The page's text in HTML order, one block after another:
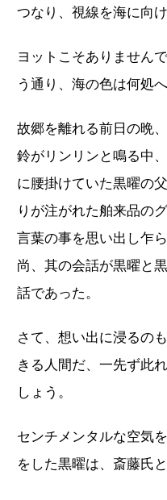
つなり、視線を海に向
ヨットこそありません
う通り、海の色は何処
故郷を離れる前日の晩
鈴がリンリンと鳴る中
に腰掛けていた黒曜の
りが注がれた舶来品の
言葉の事を思い出し乍
尚、其の会話が黒曜と
話であった。
さて、想い出に浸るの
きる人間だ、一先ず此
しょう。
センチメンタルな空気
をした黒曜は、斎藤氏